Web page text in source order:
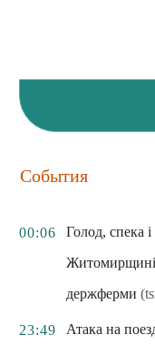
События
00:06
Голод, спека
Житомирщині
держферми
23:49
Атака на